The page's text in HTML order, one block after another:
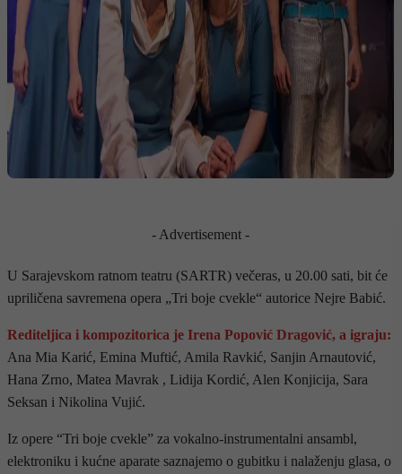
- Advertisement -
U Sarajevskom ratnom teatru (SARTR) večeras, u 20.00 sati, bit će
upriličena savremena opera „Tri boje cvekle“ autorice Nejre Babić.
Rediteljica i kompozitorica je Irena Popović Dragović, a igraju:
Ana Mia Karić, Emina Muftić, Amila Ravkić, Sanjin Arnautović,
Hana Zrno, Matea Mavrak , Lidija Kordić, Alen Konjicija, Sara
Seksan i Nikolina Vujić.
Iz opere “Tri boje cvekle” za vokalno-instrumentalni ansambl,
elektroniku i kućne aparate saznajemo o gubitku i nalaženju glasa, o